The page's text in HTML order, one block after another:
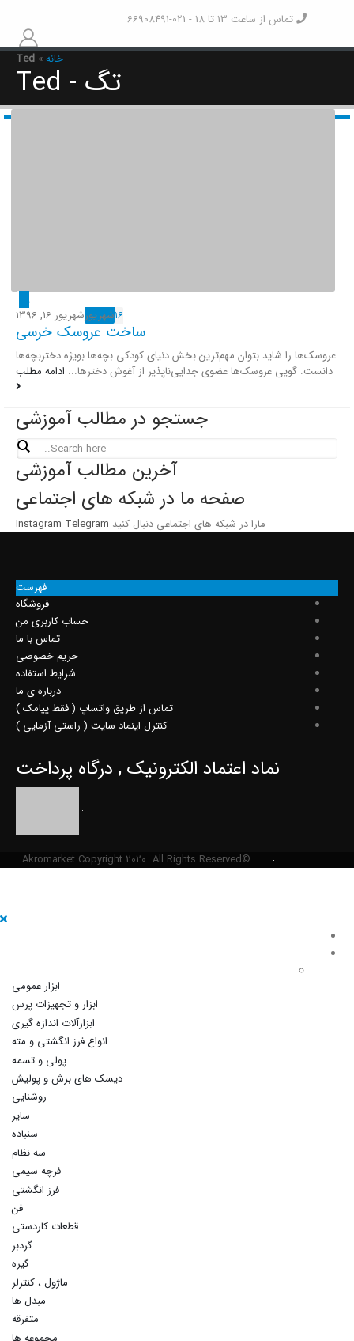
تماس از ساعت 13 تا 18 - 021-66908491
خانه»
Ted
تگ - Ted
شهریورشهریور 16, 1396
ساخت عروسک خرسی
عروسک‌ها را شاید بتوان مهم‌ترین بخش دنیای کودکی بچه‌ها بویژه دختربچه‌ها
دانست. گویی عروسک‌ها عضوی جدایی‌ناپذیر از آغوش دخترها...ادامه مطلب
جستجو در مطالب آموزشی
آخرین مطالب آموزشی
صفحه ما در شبکه های اجتماعی
مارا در شبکه های اجتماعی دنبال کنید InstagramTelegram
فهرست
فروشگاه
حساب کاربری من
تماس با ما
حریم خصوصی
شرایط استفاده
درباره ی ما
تماس از طریق واتساپ ( فقط پیامک )
کنترل اینماد سایت ( راستی آزمایی )
نماد اعتماد الکترونیک , درگاه پرداخت
ابزار عمومی
ابزار و تجهیزات پرس
ابزارآلات اندازه گیری
انواع فرز انگشتی و مته
پولی و تسمه
دیسک های برش و پولیش
روشنایی
سایر
سنباده
سه نظام
فرچه سیمی
فرز انگشتی
قطعات کاردستی
گردبر
گیره
ماژول ، کنترلر
مبدل ها
متفرقه